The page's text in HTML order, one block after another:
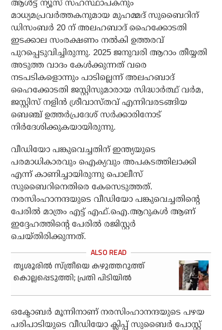
ആള്‍ട്ട് ന്യൂസ് സഹസ്ഥാപകനും
മാധ്യമപ്രവര്‍ത്തകനുമായ മുഹമ്മദ് സുബൈറിന്
ഡിസംബര്‍ 20 ന് അലഹബാദ് ഹൈക്കോടതി
ഇടക്കാല സംരക്ഷണം നല്‍കി ഉത്തരവ്
പുറപ്പെടുവിച്ചിരുന്നു. 2025 ജനുവരി ആറാം തീയ്യതി
അടുത്ത വാദം കേള്‍ക്കുന്നത് വരെ
നടപടികളൊന്നും പാടില്ലെന്ന് അലഹബാദ്
ഹൈക്കോടതി ജസ്റ്റിസുമാരായ സിദ്ധാര്‍ത്ഥ് വര്‍മ,
ജസ്റ്റിസ് നളിന്‍ ശ്രീവാസ്തവ് എന്നിവരടങ്ങിയ
ബെഞ്ച് ഉത്തര്‍പ്രദേശ് സര്‍ക്കാരിനോട്
നിര്‍ദേശിക്കുകയായിരുന്നു.
വീഡിയോ പങ്കുവെച്ചതിന് ഇന്ത്യയുടെ
പരമാധികാരവും ഐക്യവും അപകടത്തിലാക്കി
എന്ന് കാണിച്ചായിരുന്നു പൊലീസ്
സുബൈറിനെതിരെ കേസെടുത്തത്.
നരസിംഹാനന്ദയുടെ വീഡിയോ പങ്കുവെച്ചതിന്റെ
പേരില്‍ മാത്രം എട്ട് എഫ്.ഐ.ആറുകള്‍ ആണ്
ഇദ്ദേഹത്തിന്റെ പേരില്‍ രജിസ്റ്റര്‍
ചെയ്തിരിക്കുന്നത്.
തൃശൂരില്‍ സ്ത്രീയെ കഴുത്തറുത്ത്
കൊല്ലപ്പെടുത്തി; പ്രതി പിടിയില്‍
ഒക്ടോബര്‍ മൂന്നിനാണ് നരസിംഹാനന്ദയുടെ പഴയ
പരിപാടിയുടെ വീഡിയോ ക്ലിപ്പ് സുബൈര്‍ പോസ്റ്റ്